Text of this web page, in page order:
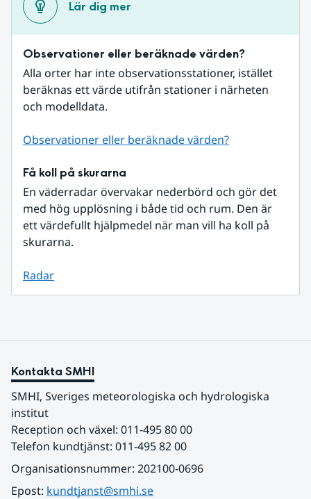
Lär dig mer
Observationer eller beräknade värden?
Alla orter har inte observationsstationer, istället
beräknas ett värde utifrån stationer i närheten
och modelldata.
Observationer eller beräknade värden?
Få koll på skurarna
En väderradar övervakar nederbörd och gör det
med hög upplösning i både tid och rum. Den är
ett värdefullt hjälpmedel när man vill ha koll på
skurarna.
Radar
Kontakta SMHI
SMHI, Sveriges meteorologiska och hydrologiska
institut
Reception och växel: 011-495 80 00
Telefon kundtjänst: 011-495 82 00
Organisationsnummer: 202100-0696
Epost: kundtjanst@smhi.se